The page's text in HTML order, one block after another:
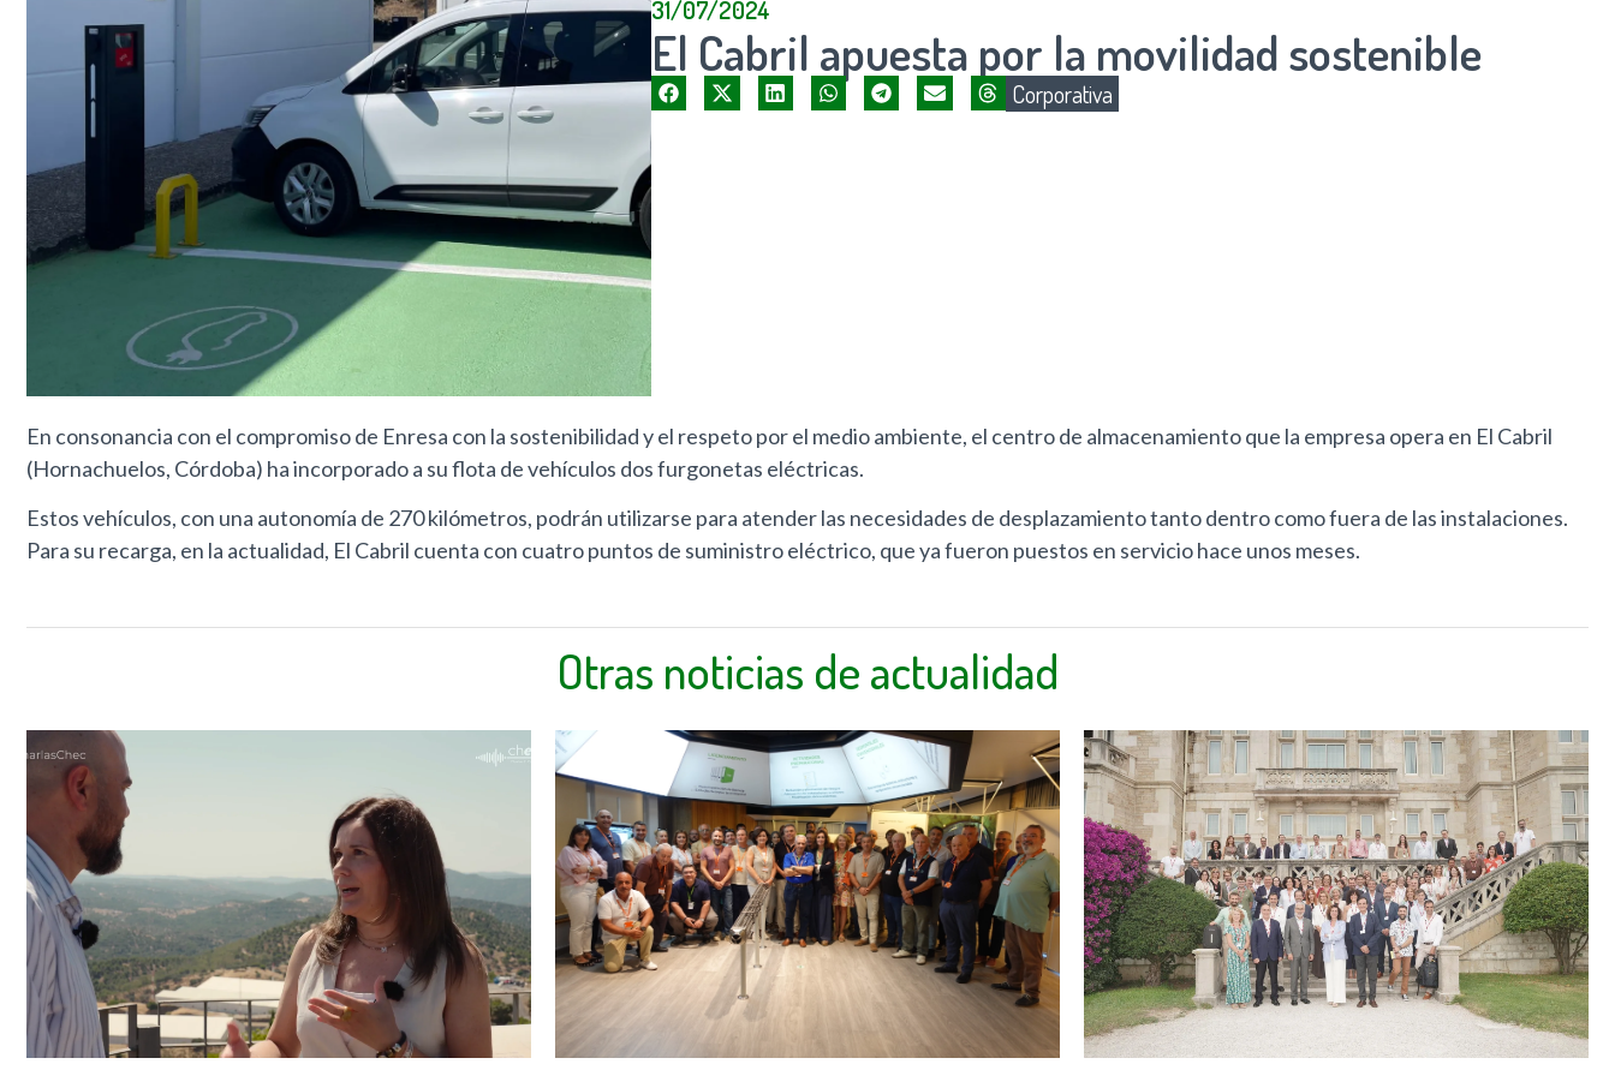
31/07/2024
El Cabril apuesta por la movilidad sostenible
Corporativa
En consonancia con el compromiso de Enresa con la sostenibilidad y el respeto por el medio ambiente, el centro de almacenamiento que la empresa opera en El Cabril
(Hornachuelos, Córdoba) ha incorporado a su flota de vehículos dos furgonetas eléctricas.
Estos vehículos, con una autonomía de 270 kilómetros, podrán utilizarse para atender las necesidades de desplazamiento tanto dentro como fuera de las instalaciones.
Para su recarga, en la actualidad, El Cabril cuenta con cuatro puntos de suministro eléctrico, que ya fueron puestos en servicio hace unos meses.
Otras noticias de actualidad